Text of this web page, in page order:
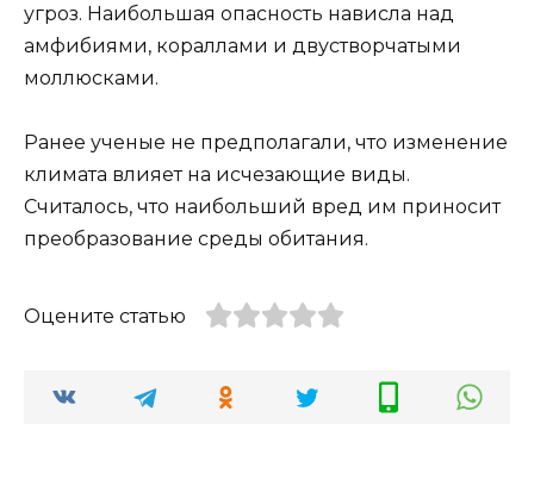
угроз. Наибольшая опасность нависла над
амфибиями, кораллами и двустворчатыми
моллюсками.
Ранее ученые не предполагали, что изменение
климата влияет на исчезающие виды.
Считалось, что наибольший вред им приносит
преобразование среды обитания.
Оцените статью